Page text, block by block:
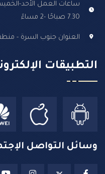
ساعات العمل الأحد-
7.30 صباحًا -2 مساءً
العنوان جنوب السرة -
التطبيقات
وسائل التواصل